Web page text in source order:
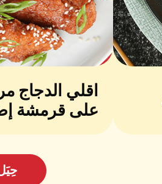
اقلي الدجاج
على قرمشة